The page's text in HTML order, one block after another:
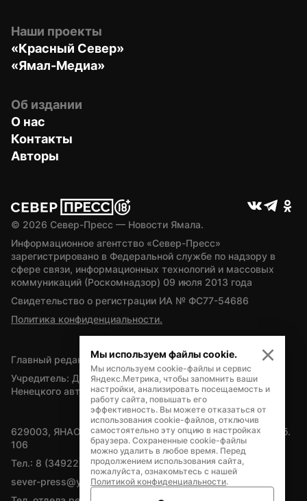
Наши проекты
«Красный Север»
«Ямал-Медиа»
Об издании
О нас
Контакты
Авторы
© 2026 Север-Пресс — Новости Ямала.
Информационное агентство «Север-Пресс»
зарегистрировано в Федеральной службе по надзору в
сфере связи, информационных технологий и массовых
коммуникаций (Роскомнадзор) 09 июля 2013 года
Свидетельство о регистрации ИА № ФС77-54686
Политика конфиденциальности.
Главный редактор — А.Л. Поздеев
Учредитель: Департамент внутренней политики Ямало-
Ненецкого автономного округа
629003, ЯНАО, Салехард, мкр. Богдана Кнунянца, д.1, каб.
106
Тел.: 8 (34922) 71262
sever-press@yamal-media.ru
Мы используем файлы cookie.
Мы используем cookie-файлы и сервис
Яндекс.Метрика, чтобы запомнить ваши
настройки, анализировать посещаемость и
работу сайта, повышать его
эффективность. Вы можете отказаться от
использования cookie-файлов, отключив
самостоятельно эту опцию в настройках
браузера. Сохраненные cookie-файлы
можно удалить в любое время. Перед
продолжением использования сайта,
пожалуйста, ознакомьтесь с нашей
Политикой конфиденциальности.